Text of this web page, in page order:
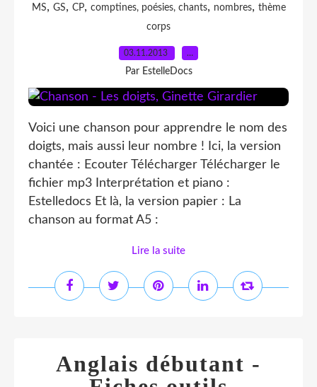
MS, GS, CP, comptines, poésies, chants, nombres, thème
corps
03.11.2013 …
Par EstelleDocs
Voici une chanson pour apprendre le nom des
doigts, mais aussi leur nombre ! Ici, la version
chantée : Ecouter Télécharger Télécharger le
fichier mp3 Interprétation et piano :
Estelledocs Et là, la version papier : La
chanson au format A5 :
Lire la suite
Anglais débutant -